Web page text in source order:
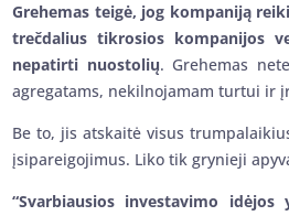
Grehemas teigė, jog kompaniją
trečdalius tikrosios kompanijos
nepatirti nuostolių. Grehemas
agregatams, nekilnojamam turtui ir
Be to, jis atskaitė visus
įsipareigojimus. Liko tik grynieji
“Svarbiausios investavimo